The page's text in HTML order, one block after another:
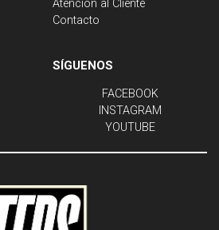
Atención al Cliente
Contacto
SÍGUENOS
FACEBOOK
INSTAGRAM
YOUTUBE